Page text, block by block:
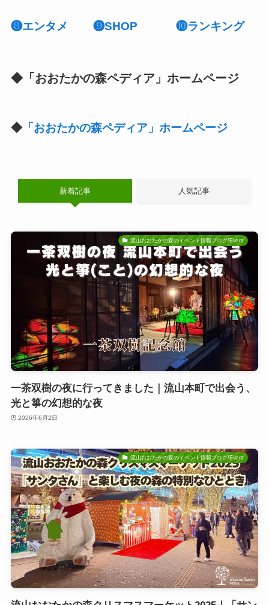
❽エンタメ ❾SHOP ❿ランキング
◆「おおたかの森ペディア」ホームページ
◆「おおたかの森ペディア」ホームページ
新着記事 人気記事
流山おおたかの森のイベント情報ブログ/Event
一茶双樹の夜に行ってきました｜流山本町で出会う、
光と箏の幻想的な夜
2026年6月2日
流山おおたかの森のイベント情報ブログ/Event